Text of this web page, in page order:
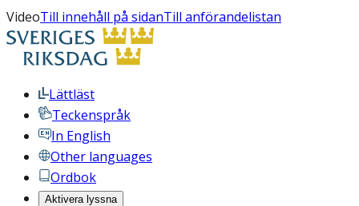
VideoTill innehåll på sidanTill anförandelistan
Lättläst
Teckenspråk
In English
Other languages
Ordbok
Aktivera lyssna